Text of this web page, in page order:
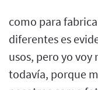
como para
diferentes es
usos, pero yo voy
todavía, porque